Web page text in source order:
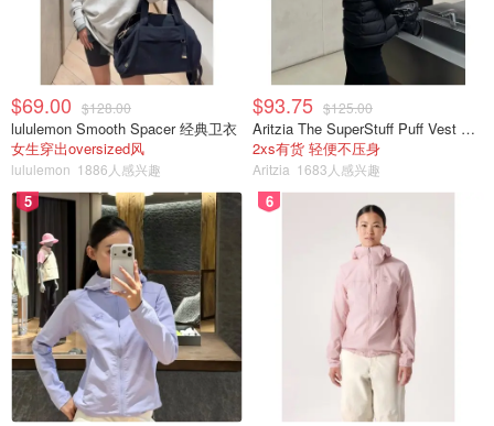
$69.00 $128.00
lululemon Smooth Spacer 经典卫衣
女生穿出oversized风
lululemon 1886人感兴趣
$93.75 $125.00
Aritzia The SuperStuff Puff Vest 轻盈亮面马甲
2xs有货 轻便不压身
Aritzia 1683人感兴趣
5 6